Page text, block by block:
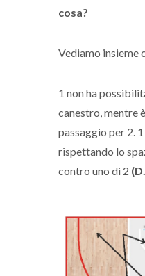
cosa?
Vediamo insieme
1 non ha
canestro, mentre
passaggio per 2.
rispettando lo
contro uno di 2